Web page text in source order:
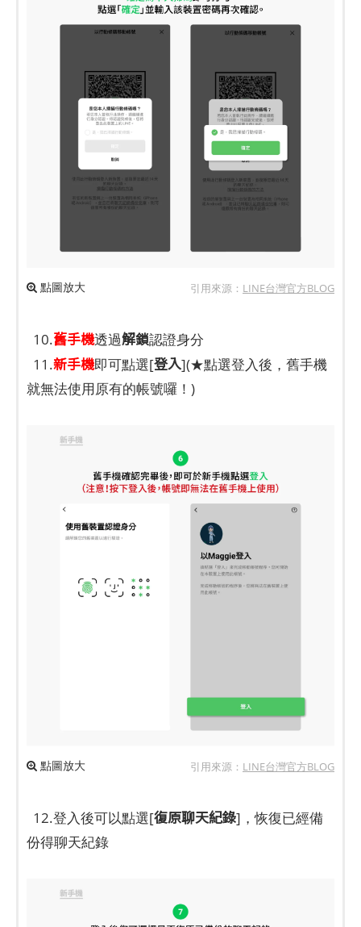
點圖放大 引用來源： LINE台灣官方BLOG
10.舊手機透過解鎖認證身分
11.新手機即可點選[登入](★點選登入後，舊手機
就無法使用原有的帳號囉！)
點圖放大 引用來源： LINE台灣官方BLOG
12.登入後可以點選[復原聊天紀錄]，恢復已經備
份得聊天紀錄